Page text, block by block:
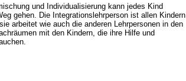
und Individualisierung kann jedes Kind
gehen. Die Integrationslehrperson ist allen Kindern
arbeitet wie auch die anderen Lehrpersonen in den
mit den Kindern, die ihre Hilfe und